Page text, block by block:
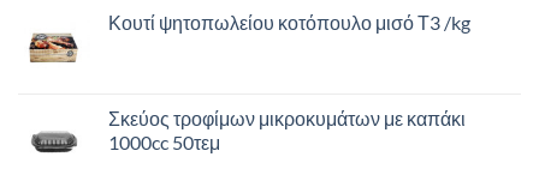
Κουτί ψητοπωλείου κοτόπουλο μισό Τ3 /kg
Σκεύος τροφίμων μικροκυμάτων με καπάκι
1000cc 50τεμ